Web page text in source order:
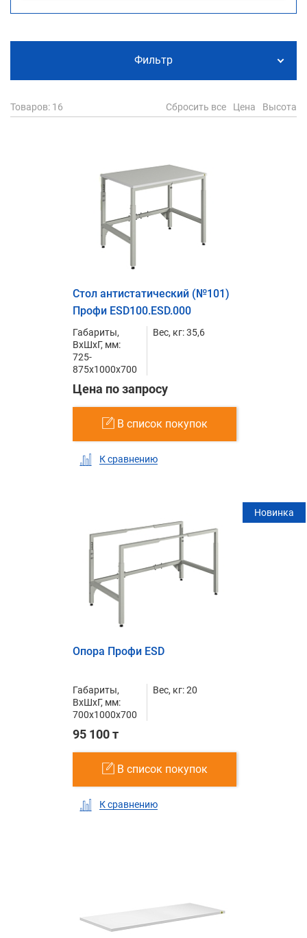
Фильтр
Товаров: 16 Сбросить все Цена Высота
Стол антистатический (№101)
Профи ESD100.ESD.000
Габариты,
ВxШxГ, мм:
725-
875x1000x700
Вес, кг: 35,6
Цена по запросу
В список покупок
К сравнению
Новинка
Опора Профи ESD
Габариты,
ВxШxГ, мм:
700x1000x700
Вес, кг: 20
95 100 т
В список покупок
К сравнению